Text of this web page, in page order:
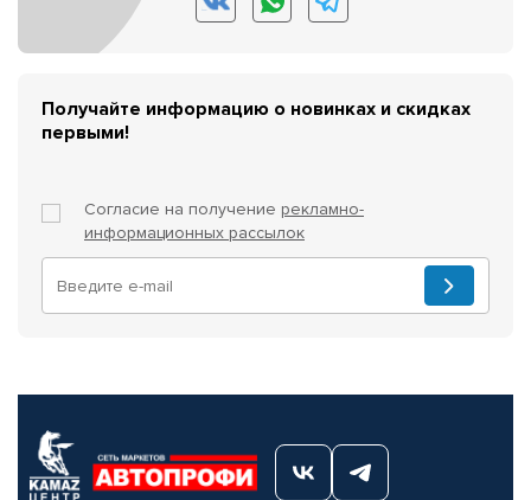
Получайте информацию о новинках и скидках
первыми!
Согласие на получение рекламно-
информационных рассылок